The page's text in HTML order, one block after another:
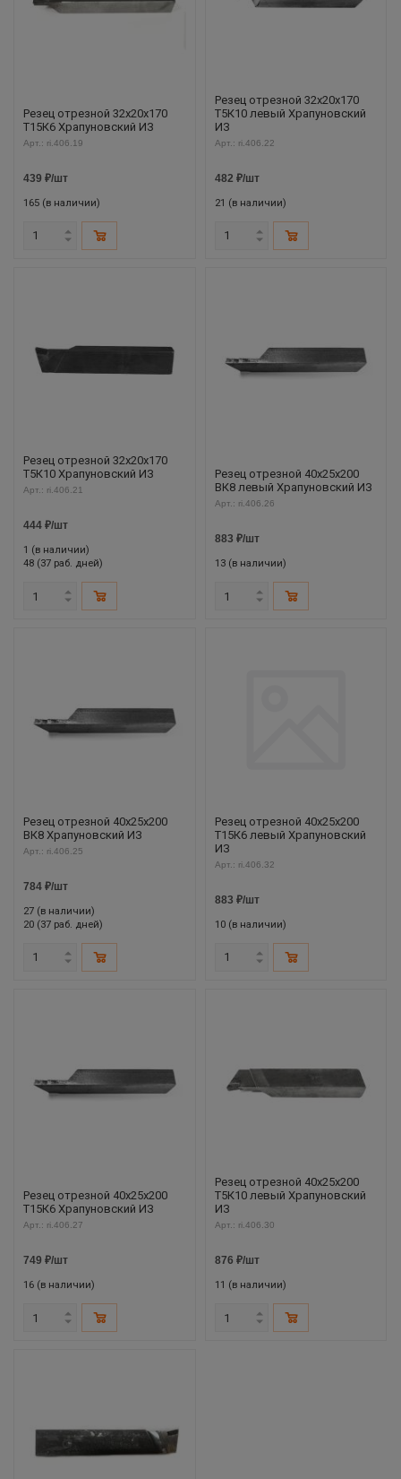
Резец отрезной 32х20х170
Т15К6 Храпуновский ИЗ
Арт.: ri.406.19
439 ₽/шт
165 (в наличии)
Резец отрезной 32х20х170
Т5К10 левый Храпуновский
ИЗ
Арт.: ri.406.22
482 ₽/шт
21 (в наличии)
Резец отрезной 32х20х170
Т5К10 Храпуновский ИЗ
Арт.: ri.406.21
444 ₽/шт
1 (в наличии)
48 (37 раб. дней)
Резец отрезной 40х25х200
ВК8 левый Храпуновский ИЗ
Арт.: ri.406.26
883 ₽/шт
13 (в наличии)
Резец отрезной 40х25х200
ВК8 Храпуновский ИЗ
Арт.: ri.406.25
784 ₽/шт
27 (в наличии)
20 (37 раб. дней)
Резец отрезной 40х25х200
Т15К6 левый Храпуновский
ИЗ
Арт.: ri.406.32
883 ₽/шт
10 (в наличии)
Резец отрезной 40х25х200
Т15К6 Храпуновский ИЗ
Арт.: ri.406.27
749 ₽/шт
16 (в наличии)
Резец отрезной 40х25х200
Т5К10 левый Храпуновский
ИЗ
Арт.: ri.406.30
876 ₽/шт
11 (в наличии)